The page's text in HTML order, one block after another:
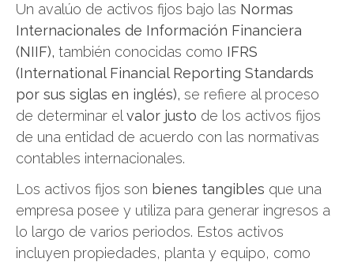
Un avalúo de activos fijos bajo las Normas
Internacionales de Información Financiera
(NIIF), también conocidas como IFRS
(International Financial Reporting Standards
por sus siglas en inglés), se refiere al proceso
de determinar elvalor justo de los activos fijos
de una entidad de acuerdo con las normativas
contables internacionales.
Los activos fijos son bienes tangibles que una
empresa posee y utiliza para generar ingresos a
lo largo de varios periodos. Estos activos
incluyen propiedades, planta y equipo, como